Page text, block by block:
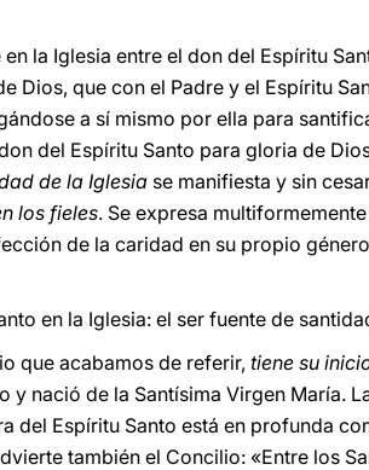
la Iglesia entre el don del Espíritu
Dios, que con el Padre y el Espíritu
a sí mismo por ella para
del Espíritu Santo para gloria de
de la Iglesia se manifiesta y sin
los fieles. Se expresa
de la caridad en su propio
en la Iglesia: el ser fuente de
que acabamos de referir, tiene su
y nació de la Santísima Virgen María.
del Espíritu Santo está en profunda
también el Concilio: «Entre los